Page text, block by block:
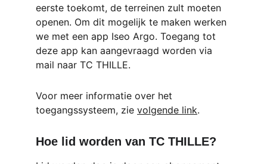
eerste toekomt, de terreinen zult moeten
openen. Om dit mogelijk te maken werken
we met een app Iseo Argo. Toegang tot
deze app kan aangevraagd worden via
mail naar TC THILLE.
Voor meer informatie over het
toegangssysteem, zie volgende link.
Hoe lid worden van TC THILLE?